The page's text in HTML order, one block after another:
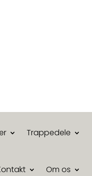
Trappedele
Om os